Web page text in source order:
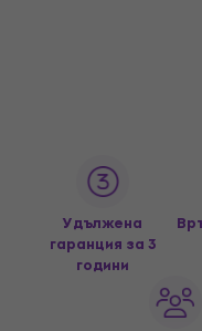
Удължена
гаранция за 3
години